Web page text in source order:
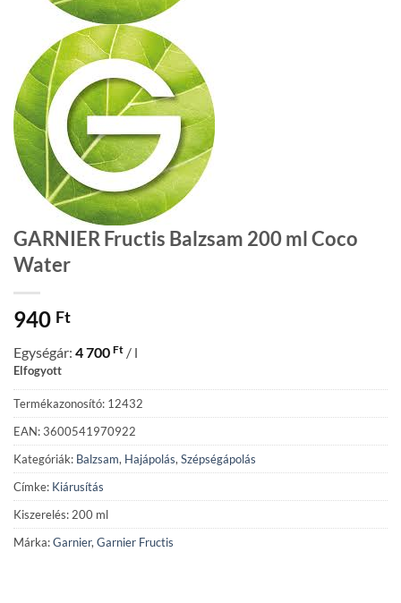
GARNIER Fructis Balzsam 200 ml Coco
Water
940 Ft
Egységár: 4 700 Ft / l
Elfogyott
Termékazonosító: 12432
EAN: 3600541970922
Kategóriák: Balzsam, Hajápolás, Szépségápolás
Címke: Kiárusítás
Kiszerelés: 200 ml
Márka:Garnier, Garnier Fructis